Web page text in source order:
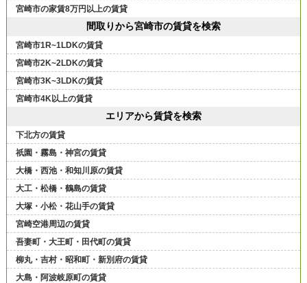
宮崎市の家賃8万円以上の賃貸
間取りから宮崎市の賃貸を検索
宮崎市1R~1LDKの賃貸
宮崎市2K~2LDKの賃貸
宮崎市3K~3LDKの賃貸
宮崎市4K以上の賃貸
エリアから賃貸を検索
下北方の賃貸
祇園・霧島・神宮の賃貸
大橋・西池・和知川原の賃貸
大工・松橋・鶴島の賃貸
大塚・小松・花山手の賃貸
宮崎空港周辺の賃貸
吾妻町・大王町・田代町の賃貸
柳丸・吉村・昭和町・新別府の賃貸
大島・阿波岐原町の賃貸